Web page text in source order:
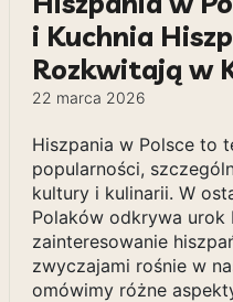
i Kuchnia
Rozkwitają w
22 marca 2026
Hiszpania w Polsce to
popularności,
kultury i kulinarii. W
Polaków odkrywa urok
zainteresowanie
zwyczajami rośnie w
omówimy różne